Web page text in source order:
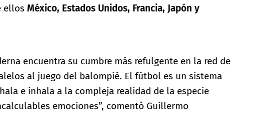
ellos México, Estados Unidos, Francia, Japón y
encuentra su cumbre más refulgente en la red de
al juego del balompié. El fútbol es un sistema
e inhala a la compleja realidad de la especie
emociones”, comentó Guillermo